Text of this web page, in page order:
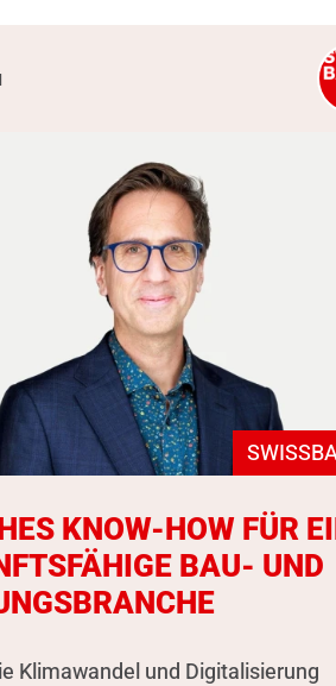
KNOW-HOW FÜR
BAU- UND
Klimawandel und Digitalisierung